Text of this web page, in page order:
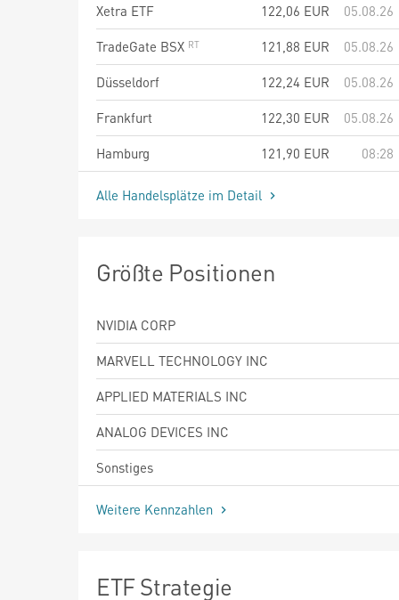
Xetra ETF
122,06 EUR
05.08.26
TradeGate BSX
121,88 EUR
05.08.26
Düsseldorf
122,24 EUR
05.08.26
Frankfurt
122,30 EUR
05.08.26
Hamburg
121,90 EUR 08:28
Alle Handelsplätze im Detail
Größte Positionen
NVIDIA CORP
MARVELL TECHNOLOGY INC
APPLIED MATERIALS INC
ANALOG DEVICES INC
Sonstiges
Weitere Kennzahlen
ETF Strategie